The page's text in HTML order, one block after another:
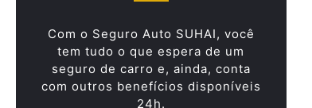
Com o Seguro Auto SUHAI, você
tem tudo o que espera de um
seguro de carro e, ainda, conta
com outros benefícios disponíveis
24h.